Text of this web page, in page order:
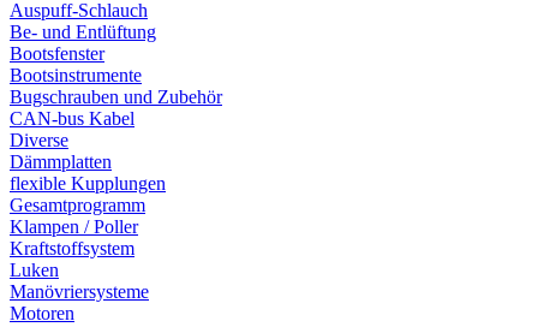
Auspuff-Schlauch
Be- und Entlüftung
Bootsfenster
Bootsinstrumente
Bugschrauben und Zubehör
CAN-bus Kabel
Diverse
Dämmplatten
flexible Kupplungen
Gesamtprogramm
Klampen / Poller
Kraftstoffsystem
Luken
Manövriersysteme
Motoren